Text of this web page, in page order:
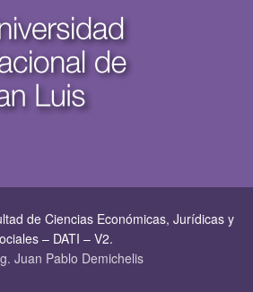
de Ciencias Económicas, Jurí­dicas y
– DATI – V2.
Juan Pablo Demichelis